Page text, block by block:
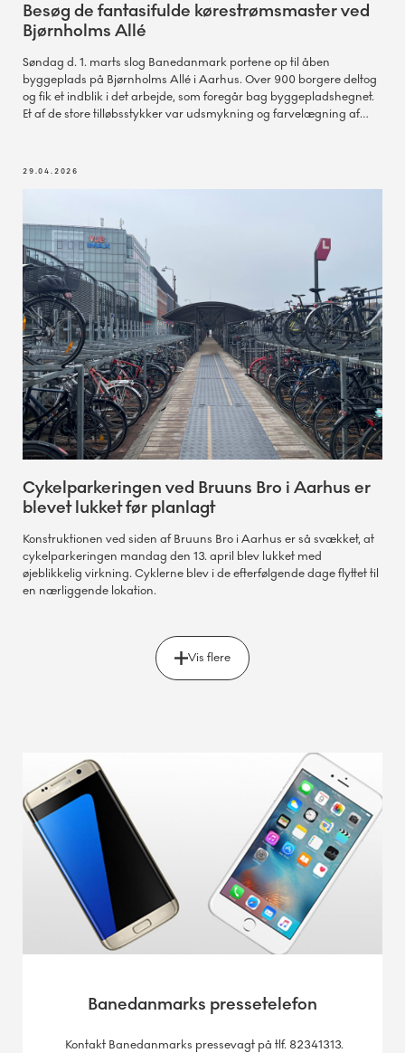
Besøg de fantasifulde kørestrømsmaster ved
Bjørnholms Allé
Søndag d. 1. marts slog Banedanmark portene op til åben
byggeplads på Bjørnholms Allé i Aarhus. Over 900 borgere deltog
og fik et indblik i det arbejde, som foregår bag byggepladshegnet.
Et af de store tilløbsstykker var udsmykning og farvelægning af
29.04.2026
Cykelparkeringen ved Bruuns Bro i Aarhus er
blevet lukket før planlagt
Konstruktionen ved siden af Bruuns Bro i Aarhus er så svækket, at
cykelparkeringen mandag den 13. april blev lukket med
øjeblikkelig virkning. Cyklerne blev i de efterfølgende dage flyttet til
en nærliggende lokation.
Vis flere
Banedanmarks pressetelefon
Kontakt Banedanmarks pressevagt på tlf. 82341313.